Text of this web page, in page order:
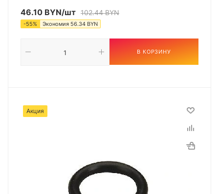
46.10 BYN/шт 102.44BYN
-55% Экономия 56.34 BYN
В КОРЗИНУ
Акция